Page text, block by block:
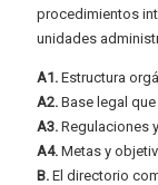
procedimientos
unidades
A1. Estructura
A2. Base legal
A3. Regulaciones
A4. Metas y
B. El directorio